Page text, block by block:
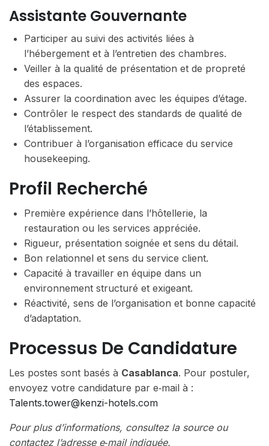
Assistante Gouvernante
Participer au suivi des activités liées à
l’hébergement et à l’entretien des chambres.
Veiller à la qualité de présentation et de propreté
des espaces.
Assurer la coordination avec les équipes d’étage.
Contrôler le respect des standards de qualité de
l’établissement.
Contribuer à l’organisation efficace du service
housekeeping.
Profil Recherché
Première expérience dans l’hôtellerie, la
restauration ou les services appréciée.
Rigueur, présentation soignée et sens du détail.
Bon relationnel et sens du service client.
Capacité à travailler en équipe dans un
environnement structuré et exigeant.
Réactivité, sens de l’organisation et bonne capacité
d’adaptation.
Processus De Candidature
Les postes sont basés à Casablanca. Pour postuler,
envoyez votre candidature par e‑mail à :
Talents.tower@kenzi-hotels.com
Pour plus d’informations, consultez la source ou
contactez l’adresse e‑mail indiquée.